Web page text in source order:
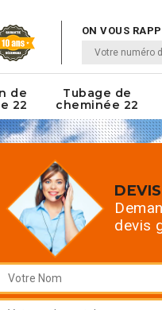
ON VOUS
de
22
Tubage de
cheminée 22
devis